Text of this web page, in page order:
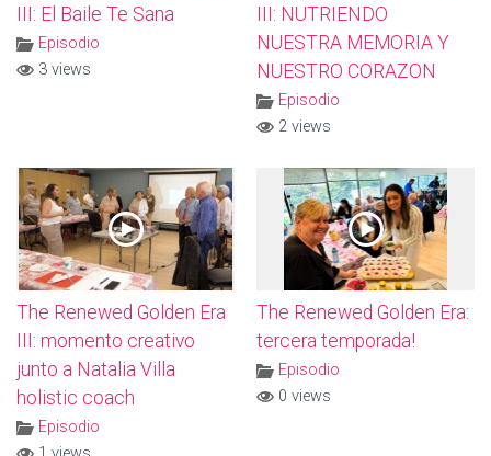
III: El Baile Te Sana
Episodio
3 views
III: NUTRIENDO
NUESTRA MEMORIA Y
NUESTRO CORAZON
Episodio
2 views
The Renewed Golden Era
III: momento creativo
junto a Natalia Villa
holistic coach
Episodio
The Renewed Golden Era:
tercera temporada!
Episodio
0 views